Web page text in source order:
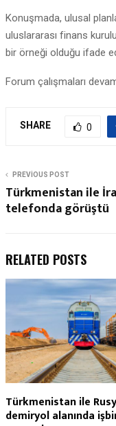
Konuşmada, ulusal
uluslararası finans
bir örneği olduğu ifade
Forum çalışmaları
SHARE 0
PREVIOUS POST
Türkmenistan ile
telefonda görüştü
RELATED POSTS
Türkmenistan ile
demiryol alanında